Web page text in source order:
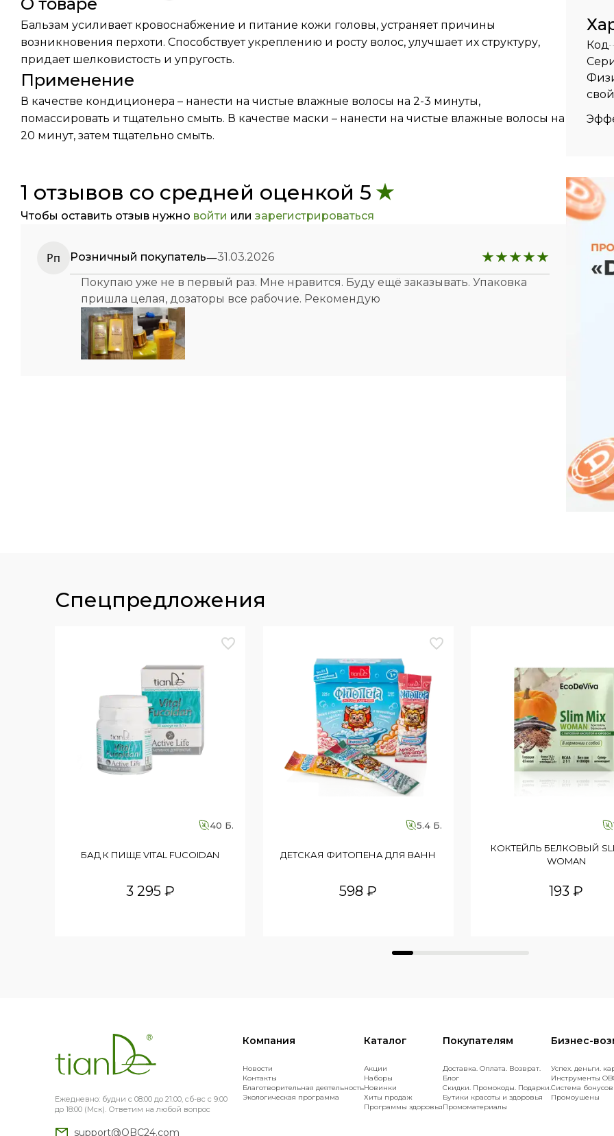
Бальзам усиливает кровоснабжение и питание кожи головы, устраняет причины
возникновения перхоти. Способствует укреплению и росту волос, улучшает их структуру,
придает шелковистость и упругость.
Применение
В качестве кондиционера – нанести на чистые влажные волосы на 2-3 минуты,
помассировать и тщательно смыть. В качестве маски – нанести на чистые влажные волосы на
20 минут, затем тщательно смыть.
Код
1 отзывов со средней оценкой 5
Чтобы оставить отзыв нужно войти или зарегистрироваться
Рп Розничный покупатель—31.03.2026
Покупаю уже не в первый раз. Мне нравится. Буду ещё заказывать. Упаковка
пришла целая, дозаторы все рабочие. Рекомендую
спецпредложения
40 Б.
БАД К ПИЩЕ VITAL FUCOIDAN
3 295 ₽
5.4 Б.
ДЕТСКАЯ ФИТОПЕНА ДЛЯ ВАНН
598 ₽
КОКТЕЙЛЬ БЕЛКОВЫЙ
WOMAN
193 ₽
Ежедневно: будни с 08:00 до 21:00, сб-вс с 9:00
до 18:00 (Мск). Ответим на любой вопрос
support@OBC24.com
Компания
Новости
Контакты
Благотворительная деятельность
Экологическая программа
Каталог
Акции
Наборы
Новинки
Хиты продаж
Программы здоровья
Покупателям
Доставка. Оплата. Возврат.
Блог
Скидки. Промокоды. Подарки.
Бутики красоты и здоровья
Промоматериалы
Бизнес-
Успех. деньги.
Инструменты
Cистема бонусов
Промоушены